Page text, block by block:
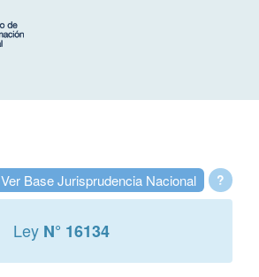
?
Ver Base Jurisprudencia Nacional
Ley N° 16134